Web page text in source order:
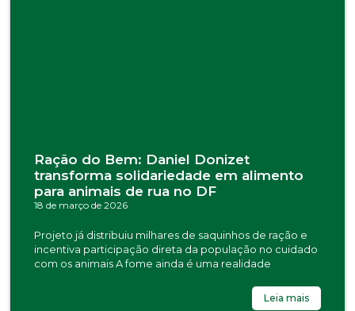
Ração do Bem: Daniel Donizet
transforma solidariedade em alimento
para animais de rua no DF
18 de março de 2026
Projeto já distribuiu milhares de saquinhos de ração e
incentiva participação direta da população no cuidado
com os animais A fome ainda é uma realidade
Leia mais